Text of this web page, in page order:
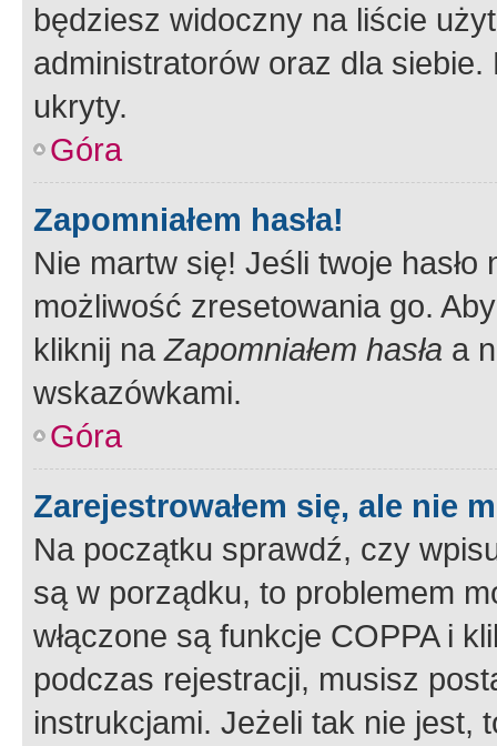
będziesz widoczny na liście
administratorów oraz dla
ukryty.
Góra
Zapomniałem hasła!
Nie martw się! Jeśli twoje
możliwość zresetowania go.
kliknij naZapomniałem hasła a
wskazówkami.
Góra
Zarejestrowałem się, ale nie
Na początku sprawdź, czy
są w porządku, to problemem
włączone są funkcje COPPA i
podczas rejestracji, musisz
instrukcjami. Jeżeli tak nie jest,